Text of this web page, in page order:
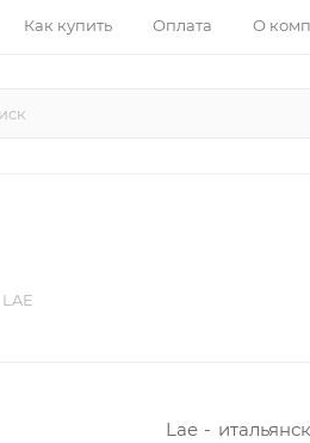
Как купить Оплата О
LAE
Lae -